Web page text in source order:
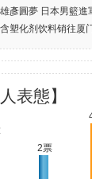
彥圓夢 日本男籃進
塑化剂饮料销往厦
人表態】
2票